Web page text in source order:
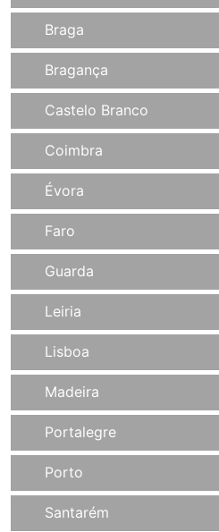
Braga
Bragança
Castelo Branco
Coimbra
Évora
Faro
Guarda
Leiria
Lisboa
Madeira
Portalegre
Porto
Santarém